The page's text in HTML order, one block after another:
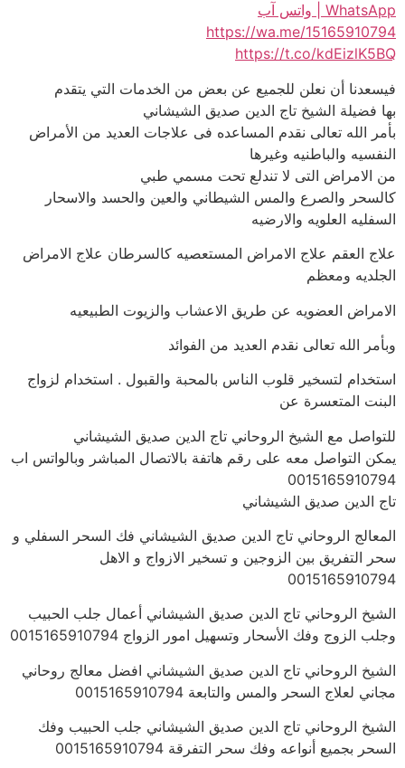
WhatsApp | واتس آب
https://wa.me/15165910794
https://t.co/kdEizlK5BQ
فيسعدنا أن نعلن للجميع عن بعض من الخدمات التي يتقدم
بها فضيلة الشيخ تاج الدين صديق الشيشاني
بأمر الله تعالى نقدم المساعده فى علاجات العديد من الأمراض
النفسيه والباطنيه وغيرها
من الامراض التى لا تندلع تحت مسمي طبي
كالسحر والصرع والمس الشيطاني والعين والحسد والاسحار
السفليه العلويه والارضيه
علاج العقم علاج الامراض المستعصيه كالسرطان علاج الامراض
الجلديه ومعظم
الامراض العضويه عن طريق الاعشاب والزيوت الطبيعيه
وبأمر الله تعالى نقدم العديد من الفوائد
استخدام لتسخير قلوب الناس بالمحبة والقبول . استخدام لزواج
البنت المتعسرة عن
للتواصل مع الشيخ الروحاني تاج الدين صديق الشيشاني
يمكن التواصل معه على رقم هاتفة بالاتصال المباشر وبالواتس اب
0015165910794
تاج الدين صديق الشيشاني
المعالج الروحاني تاج الدين صديق الشيشاني فك السحر السفلي و
سحر التفريق بين الزوجين و تسخير الازواج و الاهل
0015165910794
الشيخ الروحاني تاج الدين صديق الشيشاني أعمال جلب الحبيب
وجلب الزوج وفك الأسحار وتسهيل امور الزواج 0015165910794
الشيخ الروحاني تاج الدين صديق الشيشاني افضل معالج روحاني
مجاني لعلاج السحر والمس والتابعة 0015165910794
الشيخ الروحاني تاج الدين صديق الشيشاني جلب الحبيب وفك
السحر بجميع أنواعه وفك سحر التفرقة 0015165910794